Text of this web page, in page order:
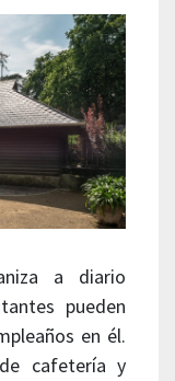
a diario
pueden
en él.
cafetería y